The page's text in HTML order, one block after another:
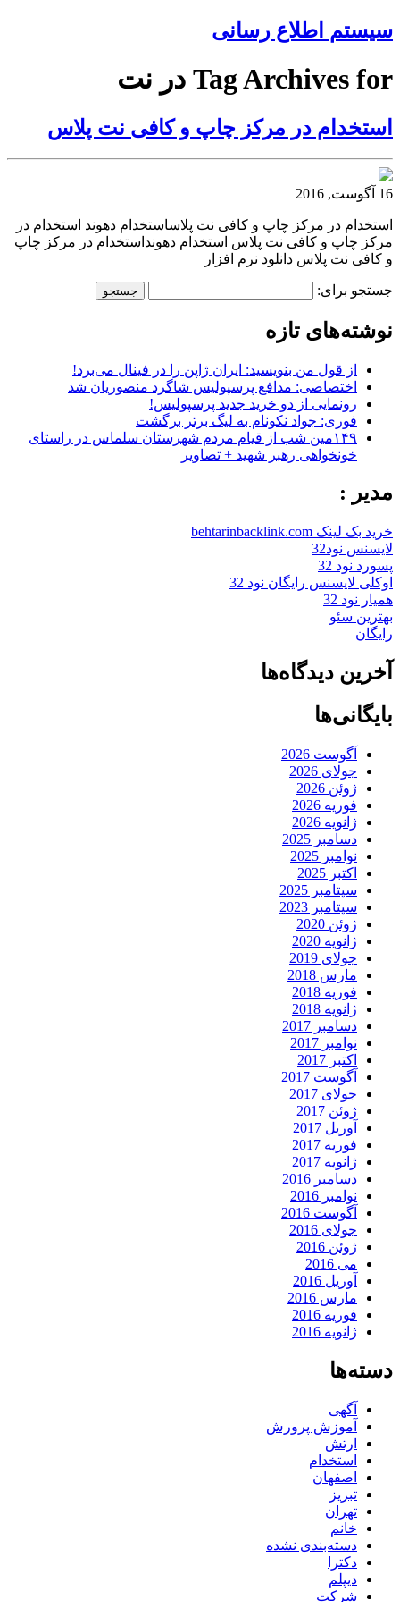
سیستم اطلاع رسانی
Tag Archives for در نت
استخدام در مرکز چاپ و کافی نت پلاس
16 آگوست, 2016
استخدام در مرکز چاپ و کافی نت پلاساستخدام دهوند استخدام در
مرکز چاپ و کافی نت پلاس استخدام دهونداستخدام در مرکز چاپ
و کافی نت پلاس دانلود نرم افزار
جستجو برای:
نوشته‌های تازه
از قول من بنویسید: ایران ژاپن را در فینال می‌برد!
اختصاصی: مدافع پرسپولیس شاگرد منصوریان شد
رونمایی از دو خرید جدید پرسپولیس!
فوری: جواد نکونام به لیگ برتر برگشت
۱۴۹مین شب از قیام مردم شهرستان سلماس در راستای
خونخواهی رهبر شهید + تصاویر
مدیر :
خرید بک لینک behtarinbacklink.com
لایسنس نود32
پسورد نود 32
اوکلی لایسنس رایگان نود 32
همیار نود 32
بهترین سئو
رایگان
آخرین دیدگاه‌ها
بایگانی‌ها
آگوست 2026
جولای 2026
ژوئن 2026
فوریه 2026
ژانویه 2026
دسامبر 2025
نوامبر 2025
اکتبر 2025
سپتامبر 2025
سپتامبر 2023
ژوئن 2020
ژانویه 2020
جولای 2019
مارس 2018
فوریه 2018
ژانویه 2018
دسامبر 2017
نوامبر 2017
اکتبر 2017
آگوست 2017
جولای 2017
ژوئن 2017
آوریل 2017
فوریه 2017
ژانویه 2017
دسامبر 2016
نوامبر 2016
آگوست 2016
جولای 2016
ژوئن 2016
می 2016
آوریل 2016
مارس 2016
فوریه 2016
ژانویه 2016
دسته‌ها
آگهی
آموزش پرورش
ارتش
استخدام
اصفهان
تبریز
تهران
خانم
دسته‌بندی نشده
دکترا
دیپلم
شرکت